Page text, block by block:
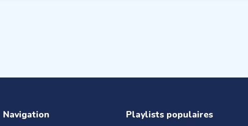
Navigation Playlists populaires